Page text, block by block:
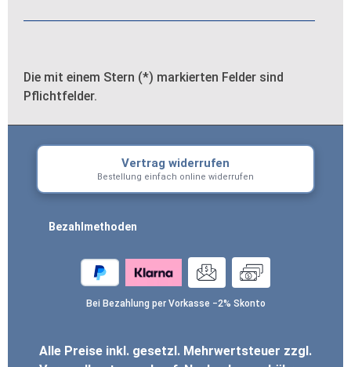
Die mit einem Stern (*) markierten Felder sind
Pflichtfelder.
Vertrag widerrufen
Bestellung einfach online widerrufen
Bezahlmethoden
Bei Bezahlung per Vorkasse −2% Skonto
Alle Preise inkl. gesetzl. Mehrwertsteuer zzgl.